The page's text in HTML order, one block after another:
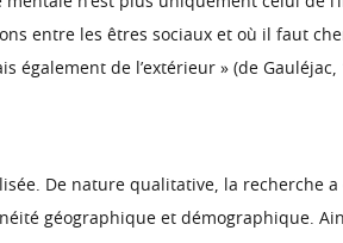
entre les êtres sociaux et où il faut
de l’extérieur » (de Gauléjac,
De nature qualitative, la recherche
géographique et démographique.